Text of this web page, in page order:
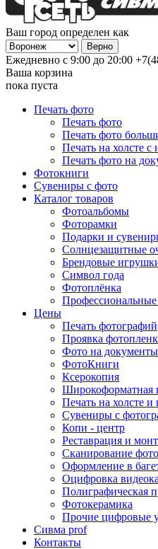
Ваш город определен как
Ежедневно с 9:00 до 20:00
Ваша корзина
пока пуста
Печать фото
Печать фото
Печать фото
Печать на холсте
Печать фото на
Фотокниги
Сувениры с фото
Каталог товаров
Фотоальбомы
Фоторамки
Подарки и
Солнцезащитные
Брендовые
Символ года
Фотоплёнка
Профессиональные
Цены
Печать фотографий
Проявка
Фото на документы
ФотоКниги
Ксерокопия
Широкоформатная
Печать на холсте
Сувениры с
Копи - центр
Реставрация и
Сканирование
Оформление в
Оцифровка
Полиграфическая
Фотокерамика
Прочие цифровые
Сивма prof
Контакты